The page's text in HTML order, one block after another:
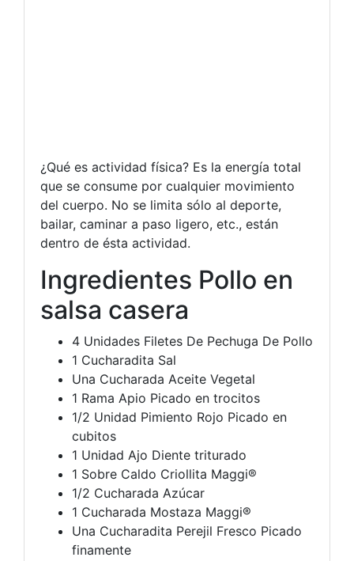
¿Qué es actividad física? Es la energía total
que se consume por cualquier movimiento
del cuerpo. No se limita sólo al deporte,
bailar, caminar a paso ligero, etc., están
dentro de ésta actividad.
Ingredientes Pollo en
salsa casera
4 Unidades Filetes De Pechuga De Pollo
1 Cucharadita Sal
Una Cucharada Aceite Vegetal
1 Rama Apio Picado en trocitos
1/2 Unidad Pimiento Rojo Picado en
cubitos
1 Unidad Ajo Diente triturado
1 Sobre Caldo Criollita Maggi®
1/2 Cucharada Azúcar
1 Cucharada Mostaza Maggi®
Una Cucharadita Perejil Fresco Picado
finamente